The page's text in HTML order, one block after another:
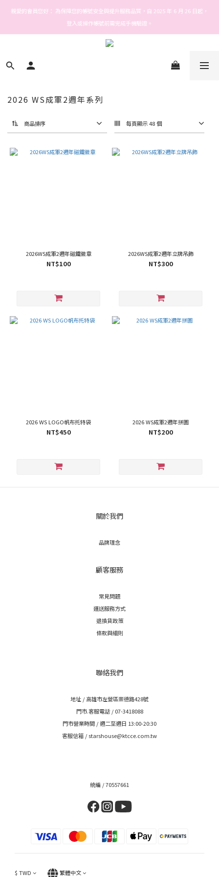
Welcome! Stars house
親愛的會員您好： 為保障您的帳號安全與提升服務品質，自 2025 年 6 月 26 日起，
登入或操作帳號前需完成手機驗證。
2026 WS成軍2週年系列
商品排序 每頁顯示 48 個
2026WS成軍2週年磁鐵徽章
NT$100
2026WS成軍2週年立牌吊飾
NT$300
2026 WS LOGO帆布托特袋
NT$450
2026 WS成軍2週年拼圖
NT$200
關於我們
品牌理念
顧客服務
常見問題
運送服務方式
退換貨政策
條款與細則
聯絡我們
地址 / 高雄市左營區崇德路428號
門市.客服電話 / 07-3418088
門市營業時間 / 週二至週日 13:00-20:30
客服信箱 / starshouse@ktcce.com.tw
統編 / 70557661
$ TWD 繁體中文